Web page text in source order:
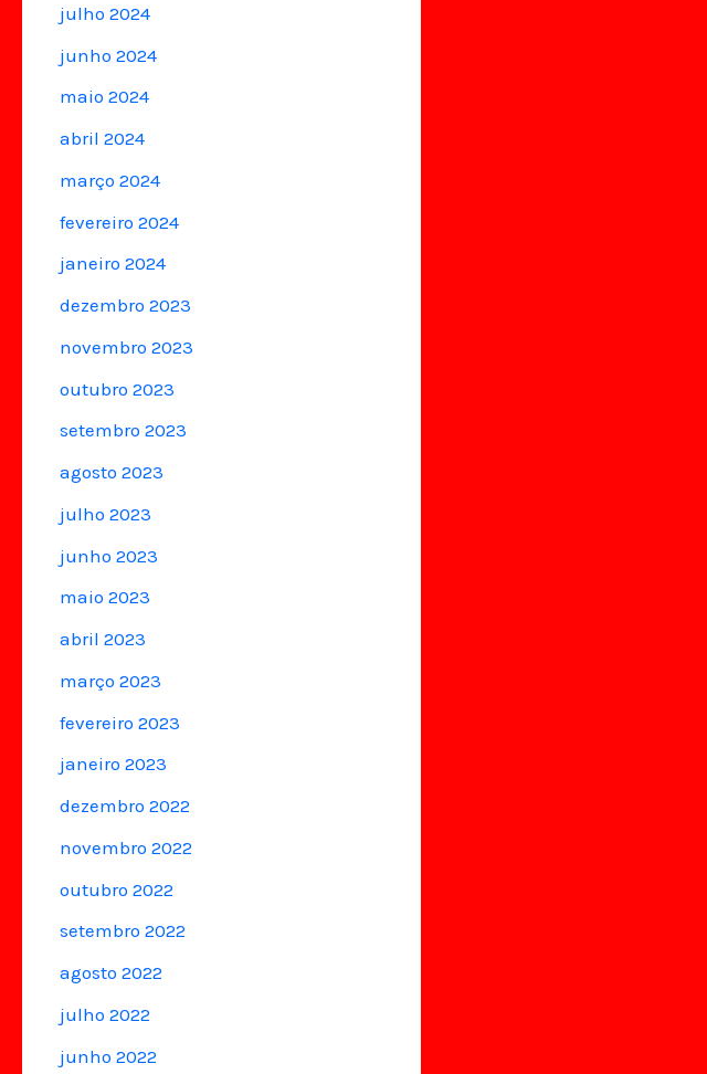
julho 2024
junho 2024
maio 2024
abril 2024
março 2024
fevereiro 2024
janeiro 2024
dezembro 2023
novembro 2023
outubro 2023
setembro 2023
agosto 2023
julho 2023
junho 2023
maio 2023
abril 2023
março 2023
fevereiro 2023
janeiro 2023
dezembro 2022
novembro 2022
outubro 2022
setembro 2022
agosto 2022
julho 2022
junho 2022